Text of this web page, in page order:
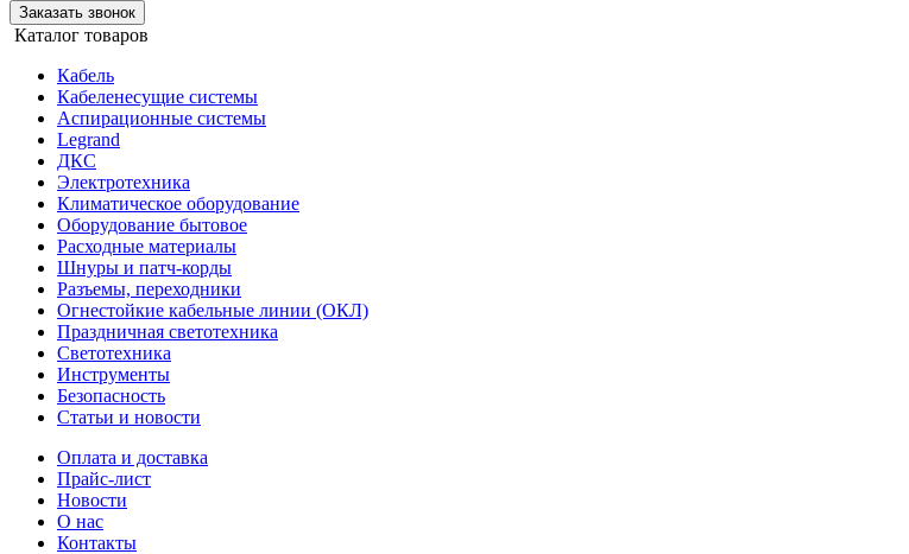
Заказать звонок
Каталог товаров
Кабель
Кабеленесущие системы
Аспирационные системы
Legrand
ДКС
Электротехника
Климатическое оборудование
Оборудование бытовое
Расходные материалы
Шнуры и патч-корды
Разъемы, переходники
Огнестойкие кабельные линии (ОКЛ)
Праздничная светотехника
Светотехника
Инструменты
Безопасность
Статьи и новости
Оплата и доставка
Прайс-лист
Новости
О нас
Контакты